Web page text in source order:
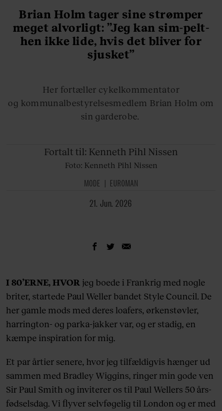
Brian Holm tager sine strømper
meget alvorligt: ”Jeg kan sim-pelt-
hen ikke lide, hvis det bliver for
sjusket”
Her fortæller cykelkommentator
og kommunalbestyrelsesmedlem Brian Holm om
sin garderobe.
Fortalt til: Kenneth Pihl Nissen
Foto: Kenneth Pihl Nissen
MODE EUROMAN
21. Jun. 2026
I 80’ERNE, HVORjeg boede i Frankrig med nogle
briter, startede Paul Weller bandet Style Council. De
her gamle mods med deres loafers, ørkenstøvler,
harrington- og parka-jakker var, og er stadig, en
kæmpe inspiration for mig.
Et par årtier senere, hvor jeg tilfældigvis hænger ud
sammen med Bradley Wiggins, ringer min gode ven
Sir Paul Smith og inviterer os til Paul Wellers 50 års-
fødselsdag. Vi flyver selvføgelig til London og er med